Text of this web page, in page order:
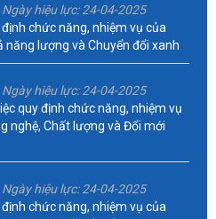
Ngày hiệu lực: 24-04-2025
chức năng, nhiệm vụ của
năng lượng và Chuyển đổi xanh
Ngày hiệu lực: 24-04-2025
quy định chức năng, nhiệm vụ
nghệ, Chất lượng và Đổi mới
Ngày hiệu lực: 24-04-2025
chức năng, nhiệm vụ của